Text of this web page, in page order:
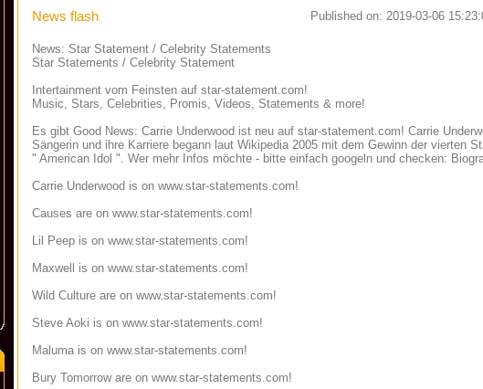
News flash Published on: 2019-03-06
News: Star Statement / Celebrity Statements
Star Statements / Celebrity Statement
Intertainment vom Feinsten auf star-statement.com!
Music, Stars, Celebrities, Promis, Videos, Statements & more!
Es gibt Good News: Carrie Underwood ist neu auf star-statement.com! Carrie
Sängerin und ihre Karriere begann laut Wikipedia 2005 mit dem Gewinn der vierten
" American Idol ". Wer mehr Infos möchte - bitte einfach googeln und checken:
Carrie Underwood is on www.star-statements.com!
Causes are on www.star-statements.com!
Lil Peep is on www.star-statements.com!
Maxwell is on www.star-statements.com!
Wild Culture are on www.star-statements.com!
Steve Aoki is on www.star-statements.com!
Maluma is on www.star-statements.com!
Bury Tomorrow are on www.star-statements.com!